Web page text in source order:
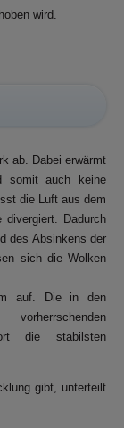
wird.
ab. Dabei erwärmt
somit auch keine
die Luft aus dem
divergiert. Dadurch
des Absinkens der
sich die Wolken
auf. Die in den
die stabilsten
gibt, unterteilt